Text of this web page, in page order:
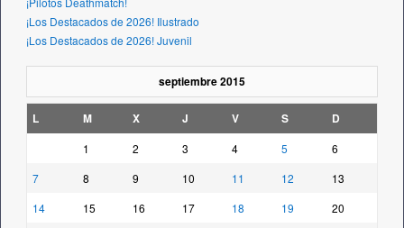
¡Los Destacados de 2026! Ilustrado
¡Los Destacados de 2026! Juvenil
septiembre 2015
L M X J V S D
1 2 3 4 5
6
7
8 9 10 11 12
13
14
15 16 17 18 19
20